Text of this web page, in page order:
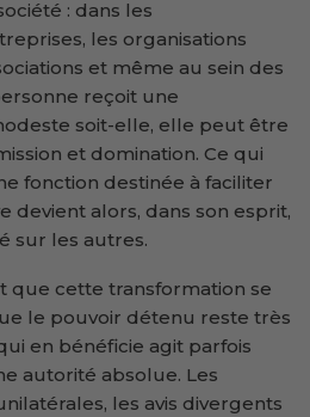
: dans les
les organisations
et même au sein des
reçoit une
soit-elle, elle peut être
et domination. Ce qui
fonction destinée à faciliter
devient alors, dans son esprit,
sur les autres.
que cette transformation se
le pouvoir détenu reste très
en bénéficie agit parfois
autorité absolue. Les
les avis divergents